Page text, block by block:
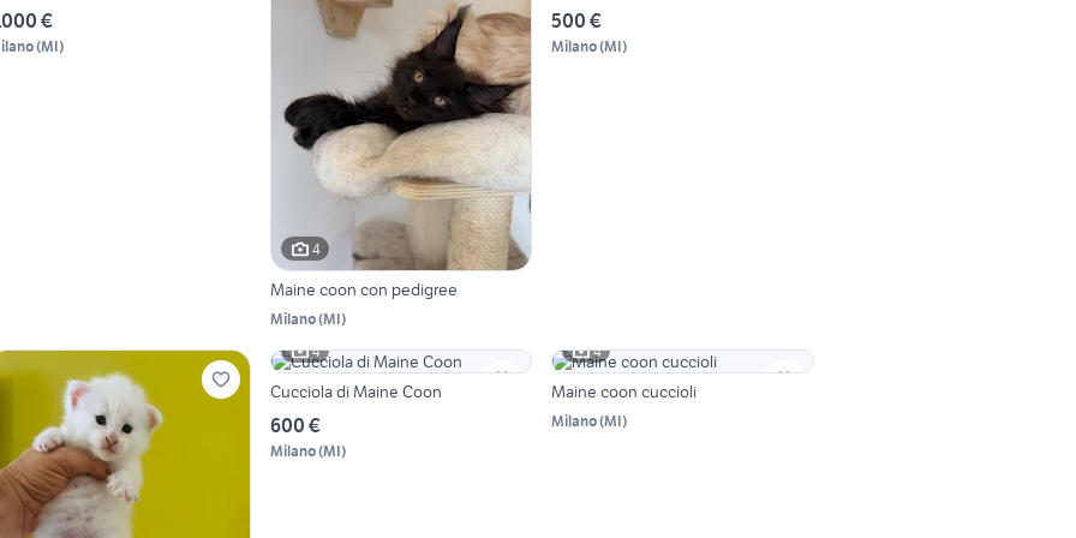
€
(MI)
4
Maine coon con pedigree
Milano(MI)
500 €
Milano(MI)
4
Cucciola di Maine Coon
600 €
Milano(MI)
4
Maine coon cuccioli
Milano(MI)